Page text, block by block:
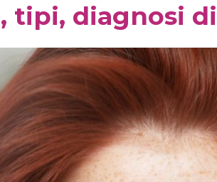
tipi, diagnosi